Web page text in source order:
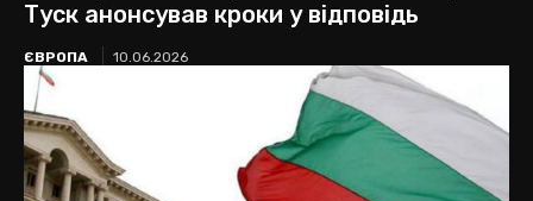
Туск анонсував кроки у відповідь
ЄВРОПА 10.06.2026